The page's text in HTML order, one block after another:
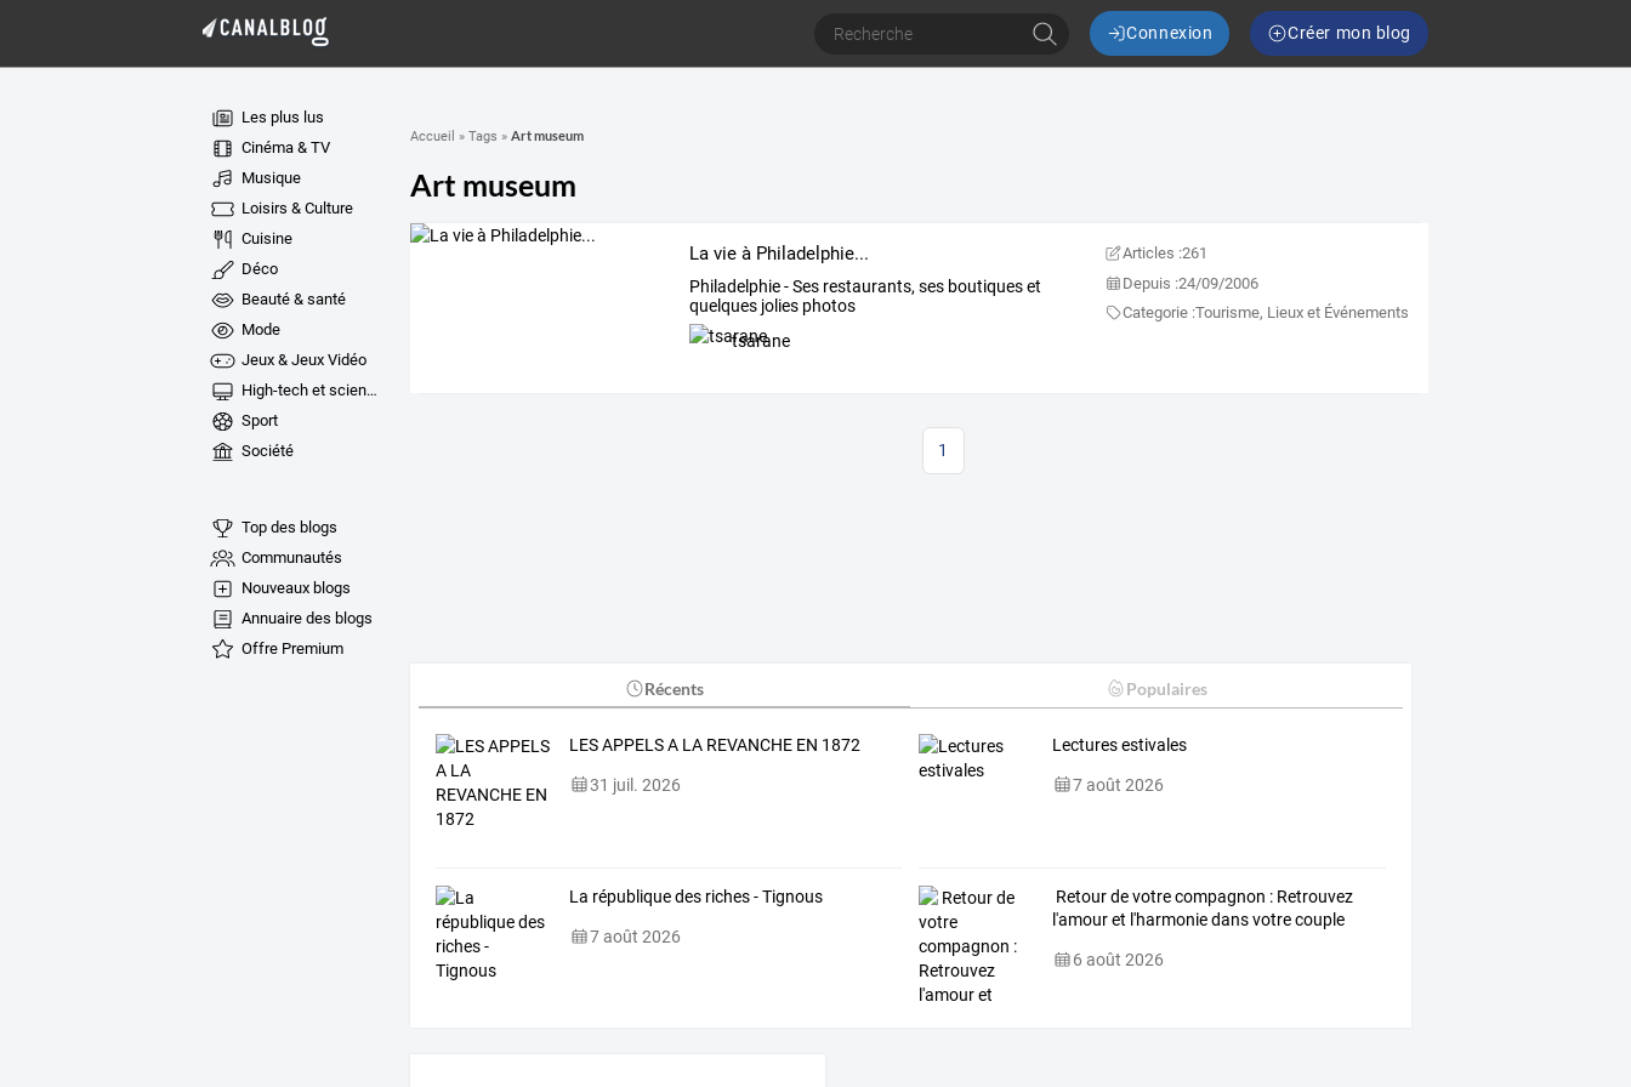
Connexion Créer mon blog
Les plus lus
Cinéma & TV
Musique
Loisirs & Culture
Cuisine
Déco
Beauté & santé
Mode
Jeux & Jeux Vidéo
High-tech et sciences
Sport
Société
Top des blogs
Communautés
Nouveaux blogs
Annuaire des blogs
Offre Premium
Accueil » Tags » Art museum
Art museum
La vie à Philadelphie...
Philadelphie - Ses restaurants, ses boutiques et
quelques jolies photos
tsarane
Articles :261
Depuis :24/09/2006
Categorie :Tourisme, Lieux et Événements
1
Récents Populaires
LES APPELS A LA REVANCHE EN 1872
31 juil. 2026
Lectures estivales
7 août 2026
La république des riches - Tignous
7 août 2026
Retour de votre compagnon : Retrouvez
l'amour et l'harmonie dans votre couple
6 août 2026